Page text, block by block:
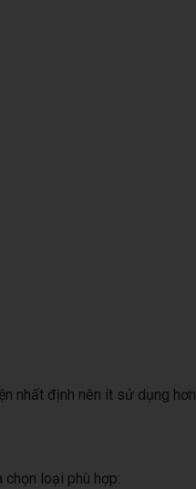
nhất định nên ít sử dụng hơn.
loại phù hợp: